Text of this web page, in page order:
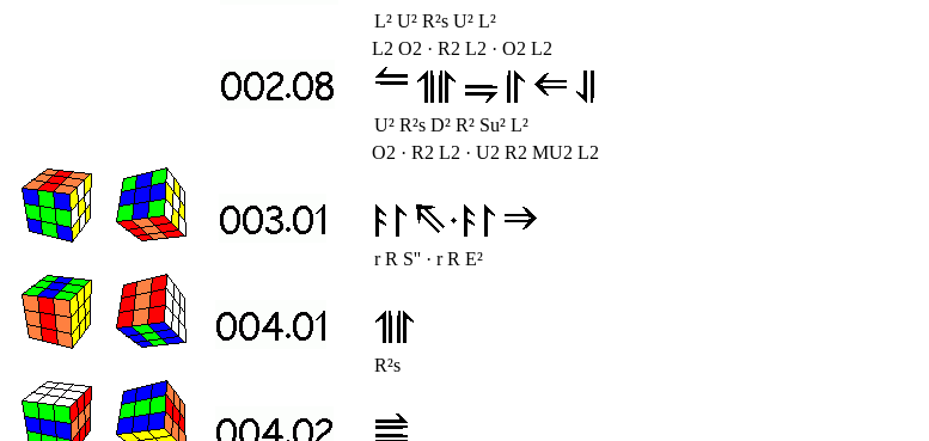
L² U² R²s U² L²
L2 O2 · R2 L2 · O2 L2
U² R²s D² R² Su² L²
O2 · R2 L2 · U2 R2 MU2 L2
r R S'' · r R E²
R²s